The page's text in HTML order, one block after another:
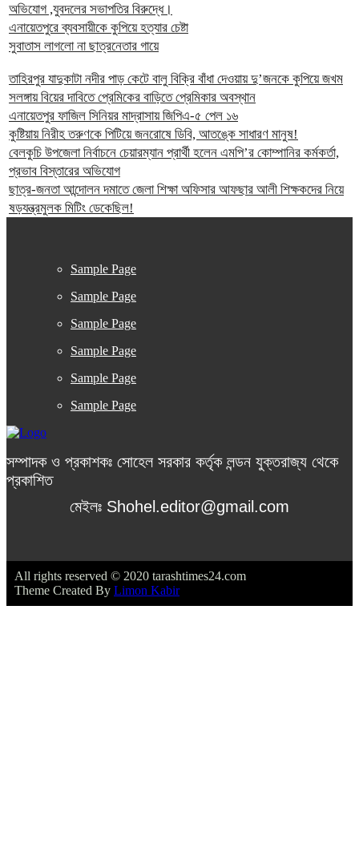
অভিযোগ ,যুবদলের সভাপতির বিরুদ্ধে।
এনায়েতপুরে ব্যবসায়ীকে কুপিয়ে হত্যার চেষ্টা
সুবাতাস লাগলো না ছাত্রনেতার গায়ে
তাহিরপুর যাদুকাটা নদীর পাড় কেটে বালু বিক্রি বাঁধা দেওয়ায় দু’জনকে কুপিয়ে জখম
সলঙ্গায় বিয়ের দাবিতে প্রেমিকের বাড়িতে প্রেমিকার অবস্থান
এনায়েতপুর ফাজিল সিনিয়র মাদ্রাসায় জিপিএ-৫ পেল ১৬
কুষ্টিয়ায় নিরীহ তরুণকে পিটিয়ে জনরোষে ডিবি, আতঙ্কে সাধারণ মানুষ!
বেলকুচি উপজেলা নির্বাচনে চেয়ারম্যান প্রার্থী হলেন এমপি’র কোম্পানির কর্মকর্তা,
প্রভাব বিস্তারের অভিযোগ
ছাত্র-জনতা আন্দোলন দমাতে জেলা শিক্ষা অফিসার আফছার আলী শিক্ষকদের নিয়ে
ষড়যন্ত্রমুলক মিটিং ডেকেছিল!
Sample Page
Sample Page
Sample Page
Sample Page
Sample Page
Sample Page
সম্পাদক ও প্রকাশকঃ সোহেল সরকার কর্তৃক লন্ডন যুক্তরাজ্য থেকে
প্রকাশিত
মেইলঃ Shohel.editor@gmail.com
All rights reserved © 2020 tarashtimes24.com
Theme Created By Limon Kabir